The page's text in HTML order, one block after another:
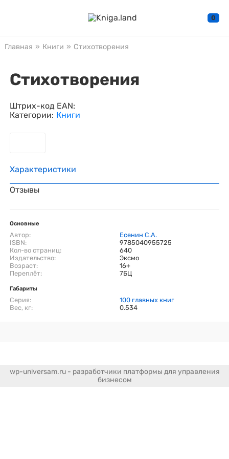
0
Главная » Книги » Стихотворения
Стихотворения
Штрих-код EAN:
Категории: Книги
Характеристики
Отзывы
Основные
Автор:
Есенин С.А.
ISBN:
9785040955725
Кол-во страниц:
640
Издательство:
Эксмо
Возраст:
16+
Переплёт:
7БЦ
Габариты
Серия:
100 главных книг
Вес, кг:
0.534
wp-universam.ru - разработчики платформы для управления
бизнесом